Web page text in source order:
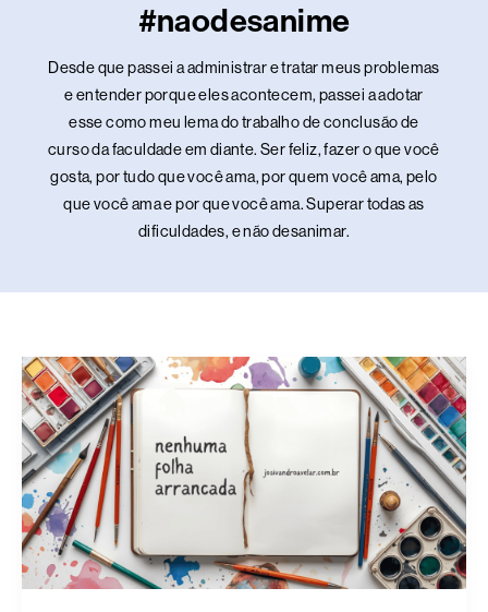
#naodesanime
Desde que passei a administrar e tratar meus problemas
e entender porque eles acontecem, passei a adotar
esse como meu lema do trabalho de conclusão de
curso da faculdade em diante. Ser feliz, fazer o que você
gosta, por tudo que você ama, por quem você ama, pelo
que você ama e por que você ama. Superar todas as
dificuldades, e não desanimar.